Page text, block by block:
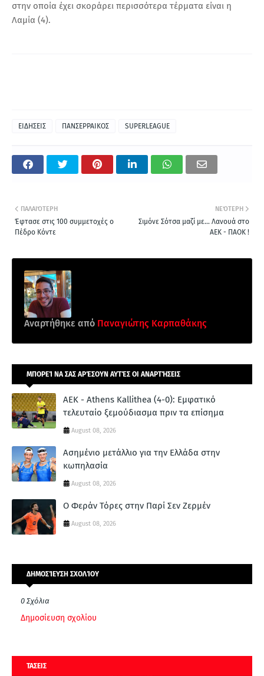
στην οποία έχει σκοράρει περισσότερα τέρματα είναι η
Λαμία (4).
ΕΙΔΗΣΕΙΣ ΠΑΝΣΕΡΡΑΙΚΟΣ SUPERLEAGUE
ΝΕΌΤΕΡΗ
Σιμόνε Σότσα μαζί με... Λανουά στο
ΑΕΚ - ΠΑΟΚ !
ΠΑΛΑΙΌΤΕΡΗ
Έφτασε στις 100 συμμετοχές ο
Πέδρο Κόντε
Αναρτήθηκε από Παναγιώτης Καρπαθάκης
ΜΠΟΡΕΊ ΝΑ ΣΑΣ ΑΡΈΣΟΥΝ ΑΥΤΈΣ ΟΙ ΑΝΑΡΤΉΣΕΙΣ
ΑΕΚ - Athens Kallithea (4-0): Εμφατικό
τελευταίο ξεμούδιασμα πριν τα επίσημα
August 08, 2026
Ασημένιο μετάλλιο για την Ελλάδα στην
κωπηλασία
August 08, 2026
Ο Φεράν Τόρες στην Παρί Σεν Ζερμέν
August 08, 2026
ΔΗΜΟΣΊΕΥΣΗ ΣΧΟΛΊΟΥ
0 Σχόλια
Δημοσίευση σχολίου
ΤΑΣΕΙΣ